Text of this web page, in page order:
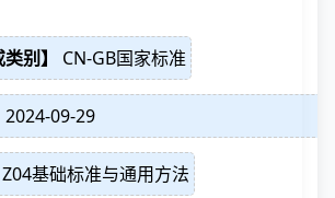
别】 CN-GB国家标准
2024-09-29
Z04基础标准与通用方法